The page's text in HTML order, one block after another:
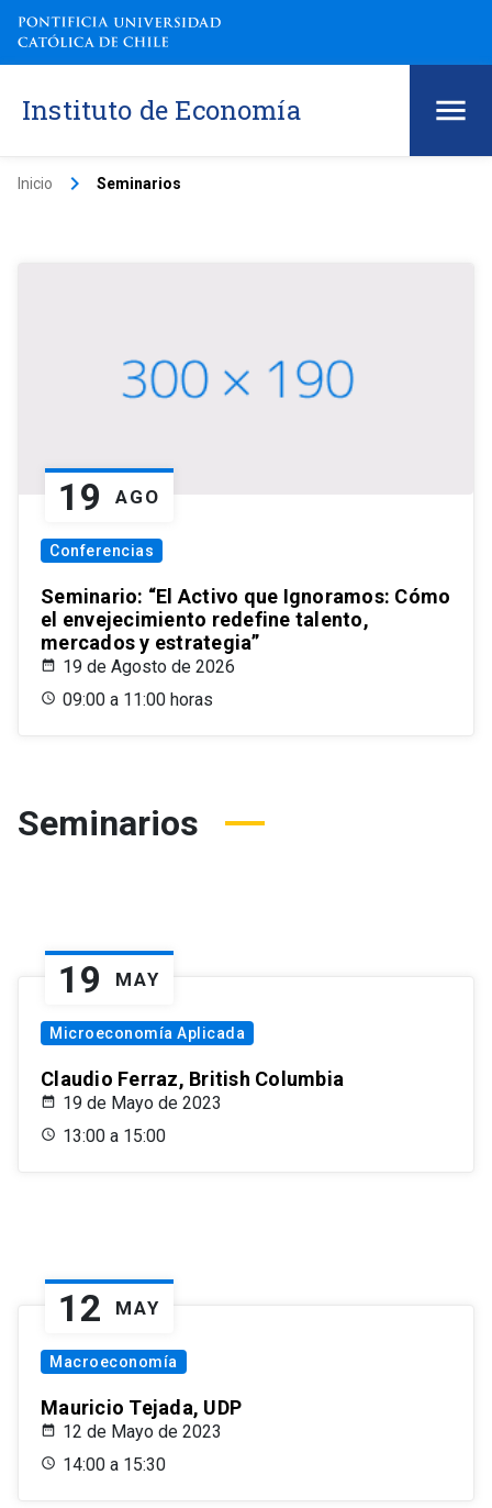
Instituto de Economía
Inicio keyboard_arrow_right Seminarios
19 AGO
Conferencias
Seminario: “El Activo que Ignoramos: Cómo
el envejecimiento redefine talento,
mercados y estrategia”
19 de Agosto de 2026
09:00 a 11:00 horas
Seminarios
19 MAY
Microeconomía Aplicada
Claudio Ferraz, British Columbia
19 de Mayo de 2023
13:00 a 15:00
12 MAY
Macroeconomía
Mauricio Tejada, UDP
12 de Mayo de 2023
14:00 a 15:30